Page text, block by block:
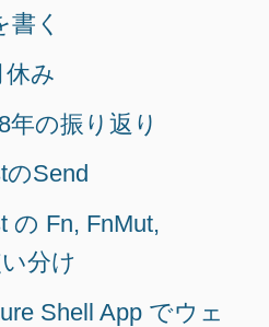
く
休み
年の振り返り
のSend
の Fn, FnMut,
分け
Shell App でウェ